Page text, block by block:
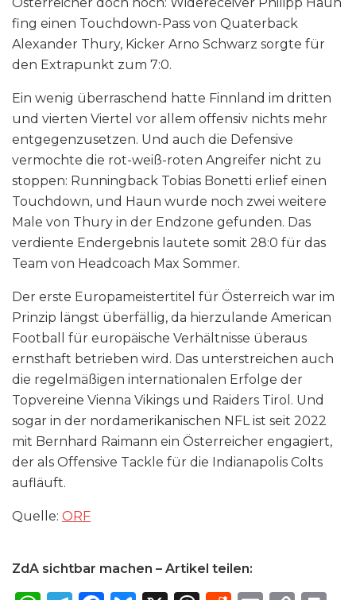
Österreicher doch noch: Widereceiver Philipp Haun
fing einen Touchdown-Pass von Quaterback
Alexander Thury, Kicker Arno Schwarz sorgte für
den Extrapunkt zum 7:0.
Ein wenig überraschend hatte Finnland im dritten
und vierten Viertel vor allem offensiv nichts mehr
entgegenzusetzen. Und auch die Defensive
vermochte die rot-weiß-roten Angreifer nicht zu
stoppen: Runningback Tobias Bonetti erlief einen
Touchdown, und Haun wurde noch zwei weitere
Male von Thury in der Endzone gefunden. Das
verdiente Endergebnis lautete somit 28:0 für das
Team von Headcoach Max Sommer.
Der erste Europameistertitel für Österreich war im
Prinzip längst überfällig, da hierzulande American
Football für europäische Verhältnisse überaus
ernsthaft betrieben wird. Das unterstreichen auch
die regelmäßigen internationalen Erfolge der
Topvereine Vienna Vikings und Raiders Tirol. Und
sogar in der nordamerikanischen NFL ist seit 2022
mit Bernhard Raimann ein Österreicher engagiert,
der als Offensive Tackle für die Indianapolis Colts
aufläuft.
Quelle: ORF
ZdA sichtbar machen – Artikel teilen: